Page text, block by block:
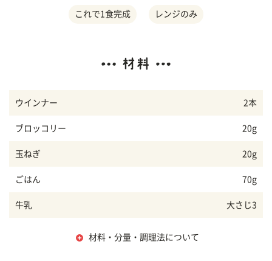
これで1食完成 レンジのみ
ウインナー 2本
ブロッコリー 20g
玉ねぎ 20g
ごはん 70g
牛乳 大さじ3
材料・分量・調理法について